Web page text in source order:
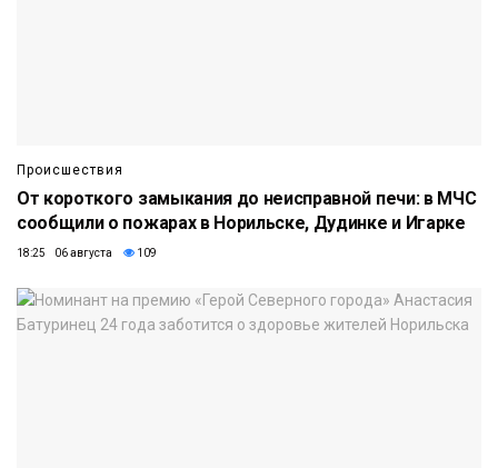
Происшествия
От короткого замыкания до неисправной печи: в МЧС
сообщили о пожарах в Норильске, Дудинке и Игарке
18:25 06 августа 109